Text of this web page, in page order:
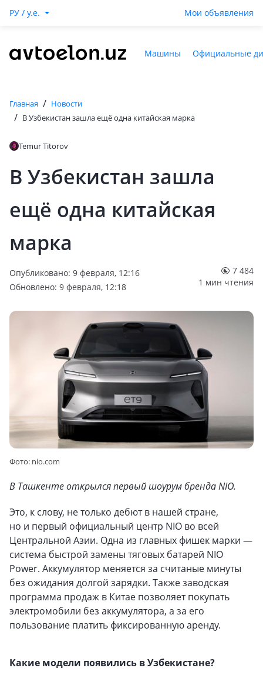
РУ / y.e. Мои объявления
Машины Официальные
Главная / Новости
/ В Узбекистан зашла ещё одна китайская марка
Temur Titorov
В Узбекистан зашла
ещё одна китайская
марка
Опубликовано: 9 февраля, 12:16
Обновлено: 9 февраля, 12:18
7 484
1 мин чтения
Фото: nio.com
В Ташкенте открылся первый шоурум бренда NIO.
Это, к слову, не только дебют в нашей стране,
но и первый официальный центр NIO во всей
Центральной Азии. Одна из главных фишек марки —
система быстрой замены тяговых батарей NIO
Power. Аккумулятор меняется за считаные минуты
без ожидания долгой зарядки. Также заводская
программа продаж в Китае позволяет покупать
электромобили без аккумулятора, а за его
пользование платить фиксированную аренду.
Какие модели появились в Узбекистане?